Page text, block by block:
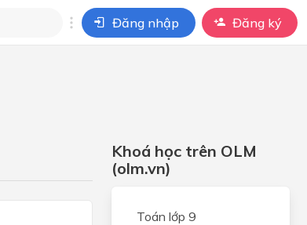
Đăng nhập Đăng ký
Khoá học trên OLM
(olm.vn)
Toán lớp 9